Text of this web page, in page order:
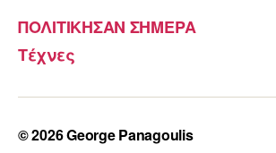
ΠΟΛΙΤΙΚΗΣΑΝ ΣΗΜΕΡΑ
Τέχνες
© 2026George Panagoulis